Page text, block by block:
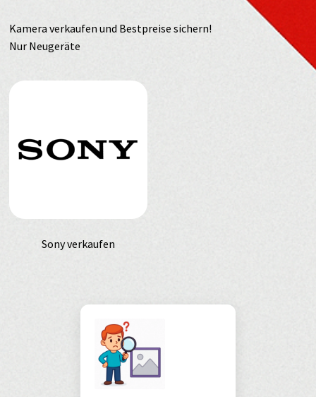
Kamera verkaufen und Bestpreise sichern!
Nur Neugeräte
Sony verkaufen